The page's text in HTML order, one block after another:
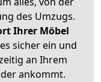
des Umzugs.
Ihrer Möbel
sicher ein und
an Ihrem
ankommt.